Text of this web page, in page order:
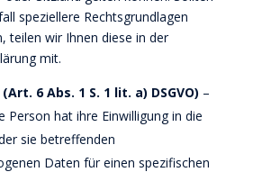
speziellere Rechtsgrundlagen
teilen wir Ihnen diese in der
mit.
6 Abs. 1 S. 1 lit. a) DSGVO) –
Person hat ihre Einwilligung in die
sie betreffenden
Daten für einen spezifischen